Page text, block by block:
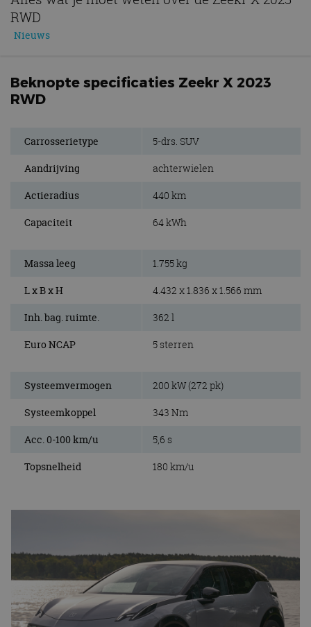
Nieuws
RWD
Beknopte specificaties Zeekr X 2023
RWD
Carrosserietype 5-drs. SUV
Aandrijving achterwielen
Actieradius 440 km
Capaciteit 64 kWh
Massa leeg 1.755 kg
L x B x H 4.432 x 1.836 x 1.566 mm
Inh. bag. ruimte. 362 l
Euro NCAP 5 sterren
Systeemvermogen 200 kW (272 pk)
Systeemkoppel 343 Nm
Acc. 0-100 km/u 5,6 s
Topsnelheid 180 km/u